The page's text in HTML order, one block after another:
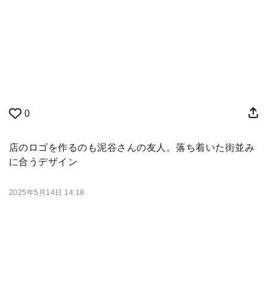
0
店のロゴを作るのも泥谷さんの友人。落ち着いた街並み
に合うデザイン
2025年5月14日 14:18